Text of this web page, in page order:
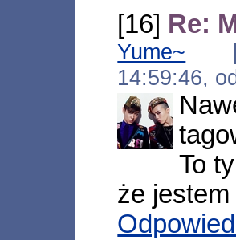
[16] Re:
Yume~
14:59:46,
To
że